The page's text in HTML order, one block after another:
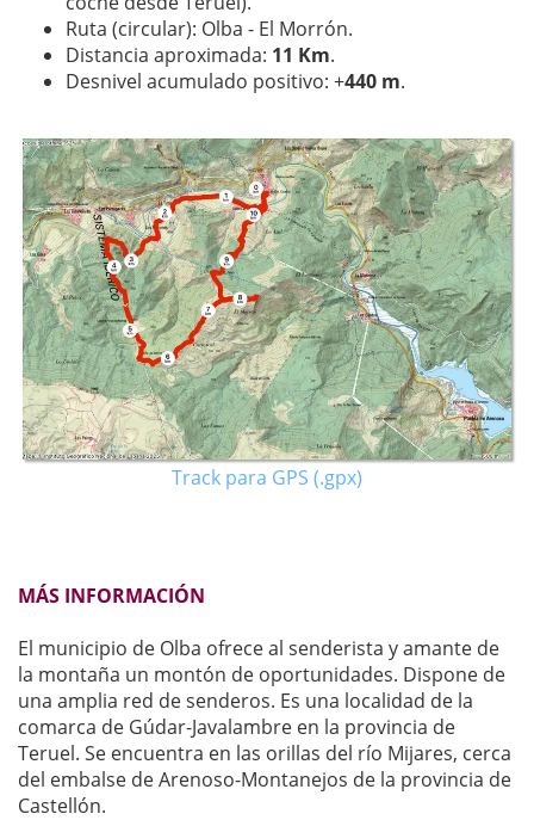
Ruta (circular): Olba - El Morrón.
Distancia aproximada: 11 Km.
Desnivel acumulado positivo: +440 m.
Track para GPS (.gpx)
MÁS INFORMACIÓN
El municipio de Olba ofrece al senderista y amante de
la montaña un montón de oportunidades. Dispone de
una amplia red de senderos. Es una localidad de la
comarca de Gúdar-Javalambre en la provincia de
Teruel. Se encuentra en las orillas del río Mijares, cerca
del embalse de Arenoso-Montanejos de la provincia de
Castellón.